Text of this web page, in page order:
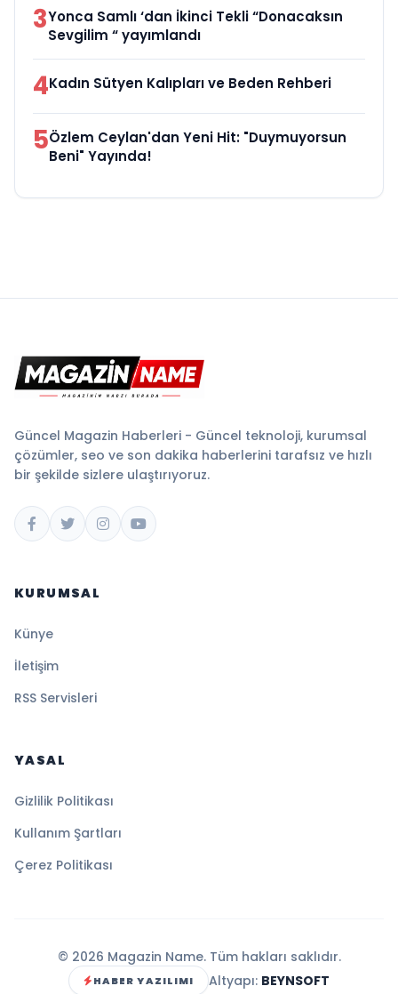
3Yonca Samlı ‘dan İkinci Tekli “Donacaksın
Sevgilim “ yayımlandı
4Kadın Sütyen Kalıpları ve Beden Rehberi
5Özlem Ceylan'dan Yeni Hit: "Duymuyorsun
Beni" Yayında!
Güncel Magazin Haberleri - Güncel teknoloji, kurumsal
çözümler, seo ve son dakika haberlerini tarafsız ve hızlı
bir şekilde sizlere ulaştırıyoruz.
KURUMSAL
Künye
İletişim
RSS Servisleri
YASAL
Gizlilik Politikası
Kullanım Şartları
Çerez Politikası
© 2026 Magazin Name. Tüm hakları saklıdır.
HABER YAZILIMI Altyapı: BEYNSOFT